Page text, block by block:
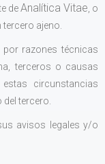
deAnalítica Vitae , o
ajeno.
por razones técnicas
terceros o causas
circunstancias
tercero.
avisos legales y/o